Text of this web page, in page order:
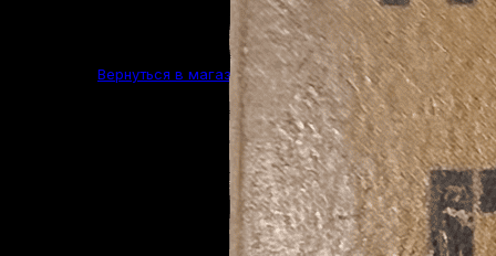
Корзина пуста.
Вернуться в магазин